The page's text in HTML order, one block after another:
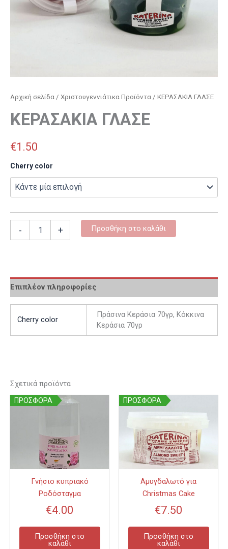
Αρχική σελίδα / Χριστουγεννιάτικα Προϊόντα / ΚΕΡΑΣΑΚΙΑ ΓΛΑΣΕ
ΚΕΡΑΣΑΚΙΑ ΓΛΑΣΕ
€1.50
Cherry color
- + Προσθήκη στο καλάθι
Επιπλέον πληροφορίες
Cherry color
Πράσινα Κεράσια 70γρ, Κόκκινα
Κεράσια 70γρ
Σχετικά προϊόντα
ΠΡΟΣΦΟΡΑ
Γνήσιο κυπριακό
Ροδόσταγμα
€4.00
Προσθήκη στο
καλάθι
ΠΡΟΣΦΟΡΑ
Αμυγδαλωτό για
Christmas Cake
€7.50
Προσθήκη στο
καλάθι